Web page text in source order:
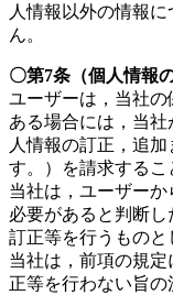
人情報以外の情報
ん。
〇第7条（個人情報
ユーザーは，当社
ある場合には，当
人情報の訂正，追
す。）を請求するこ
当社は，ユーザー
必要があると判断
訂正等を行うものと
当社は，前項の規
正等を行わない旨